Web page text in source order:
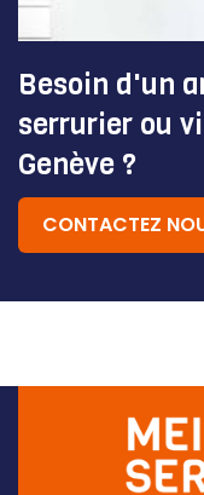
Besoin d'un
serrurier ou
Genève ?
CONTACTEZ